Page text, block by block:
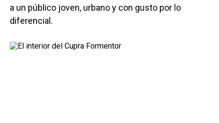
a un público joven, urbano y con gusto por lo
diferencial.